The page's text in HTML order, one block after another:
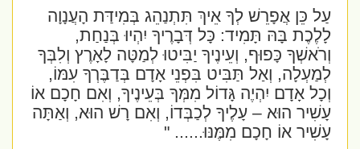
עַל כֵּן אֲפָרֵשׁ לְךָ אֵיךְ תִּתְנַהֵג בְּמִידַּת הָעֲנָוָה
לָלֶכֶת בָּהּ תָּמִיד: כָּל דְּבָרֶיךָ יִהְיוּ בְּנַחַת,
וְרֹאשְׁךָ כָּפוּף, וְעֵינֶיךָ יַבִּיטוּ לְמַטָּה לָאָרֶץ וְלִבְּךָ
לְמַעְלָה, וְאַל תַּבִּיט בִּפְנֵי אָדָם בְּדַבֶּרְךָ עִמּוֹ,
וְכָל אָדָם יִהְיֶה גָּדוֹל מִמְּךָ בְּעֵינֶיךָ, וְאִם חָכָם אוֹ
עָשִׁיר הוּא – עָלֶיךָ לְכַבְּדוֹ, וְאִם רָשׁ הוּא, וְאַתָּה
עָשִׁיר אוֹ חָכָם מִמֶּנּוּ...... "